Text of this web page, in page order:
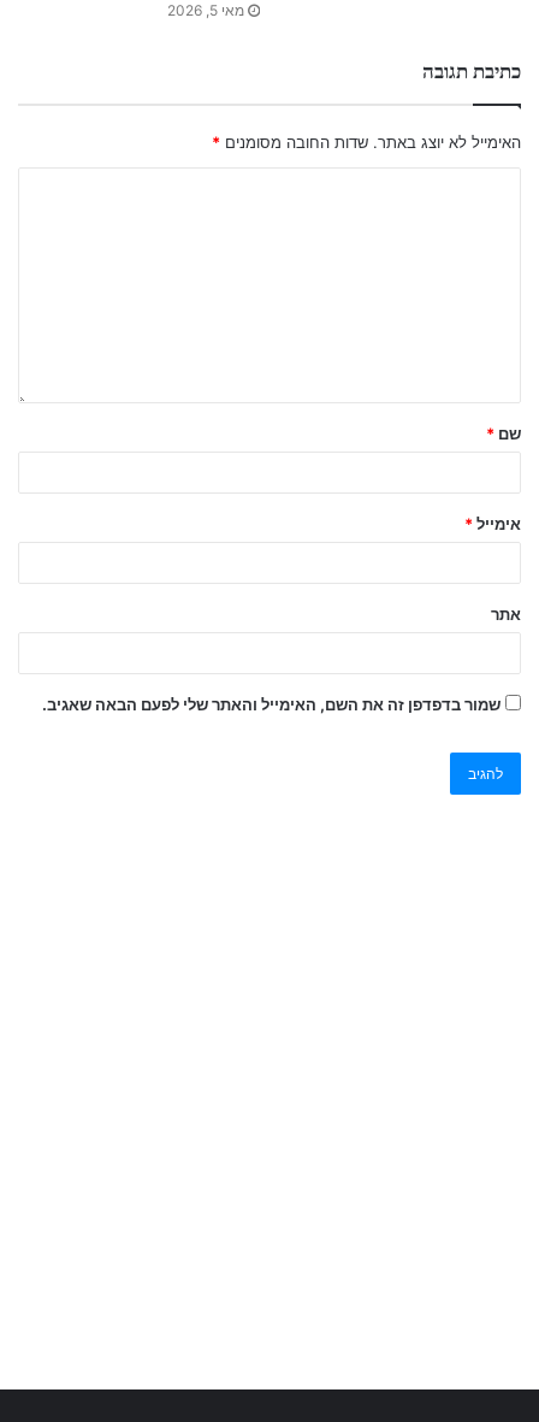
מאי 5, 2026
כתיבת תגובה
האימייל לא יוצג באתר. שדות החובה מסומנים *
שם *
אימייל *
אתר
שמור בדפדפן זה את השם, האימייל והאתר שלי לפעם הבאה שאגיב.